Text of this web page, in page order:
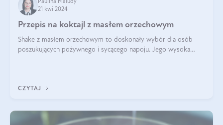
Paulina Maludy
21 kwi 2024
Przepis na koktajl z masłem orzechowym
Shake z masłem orzechowym to doskonały wybór dla osób
poszukujących pożywnego i sycącego napoju. Jego wysoka
CZYTAJ